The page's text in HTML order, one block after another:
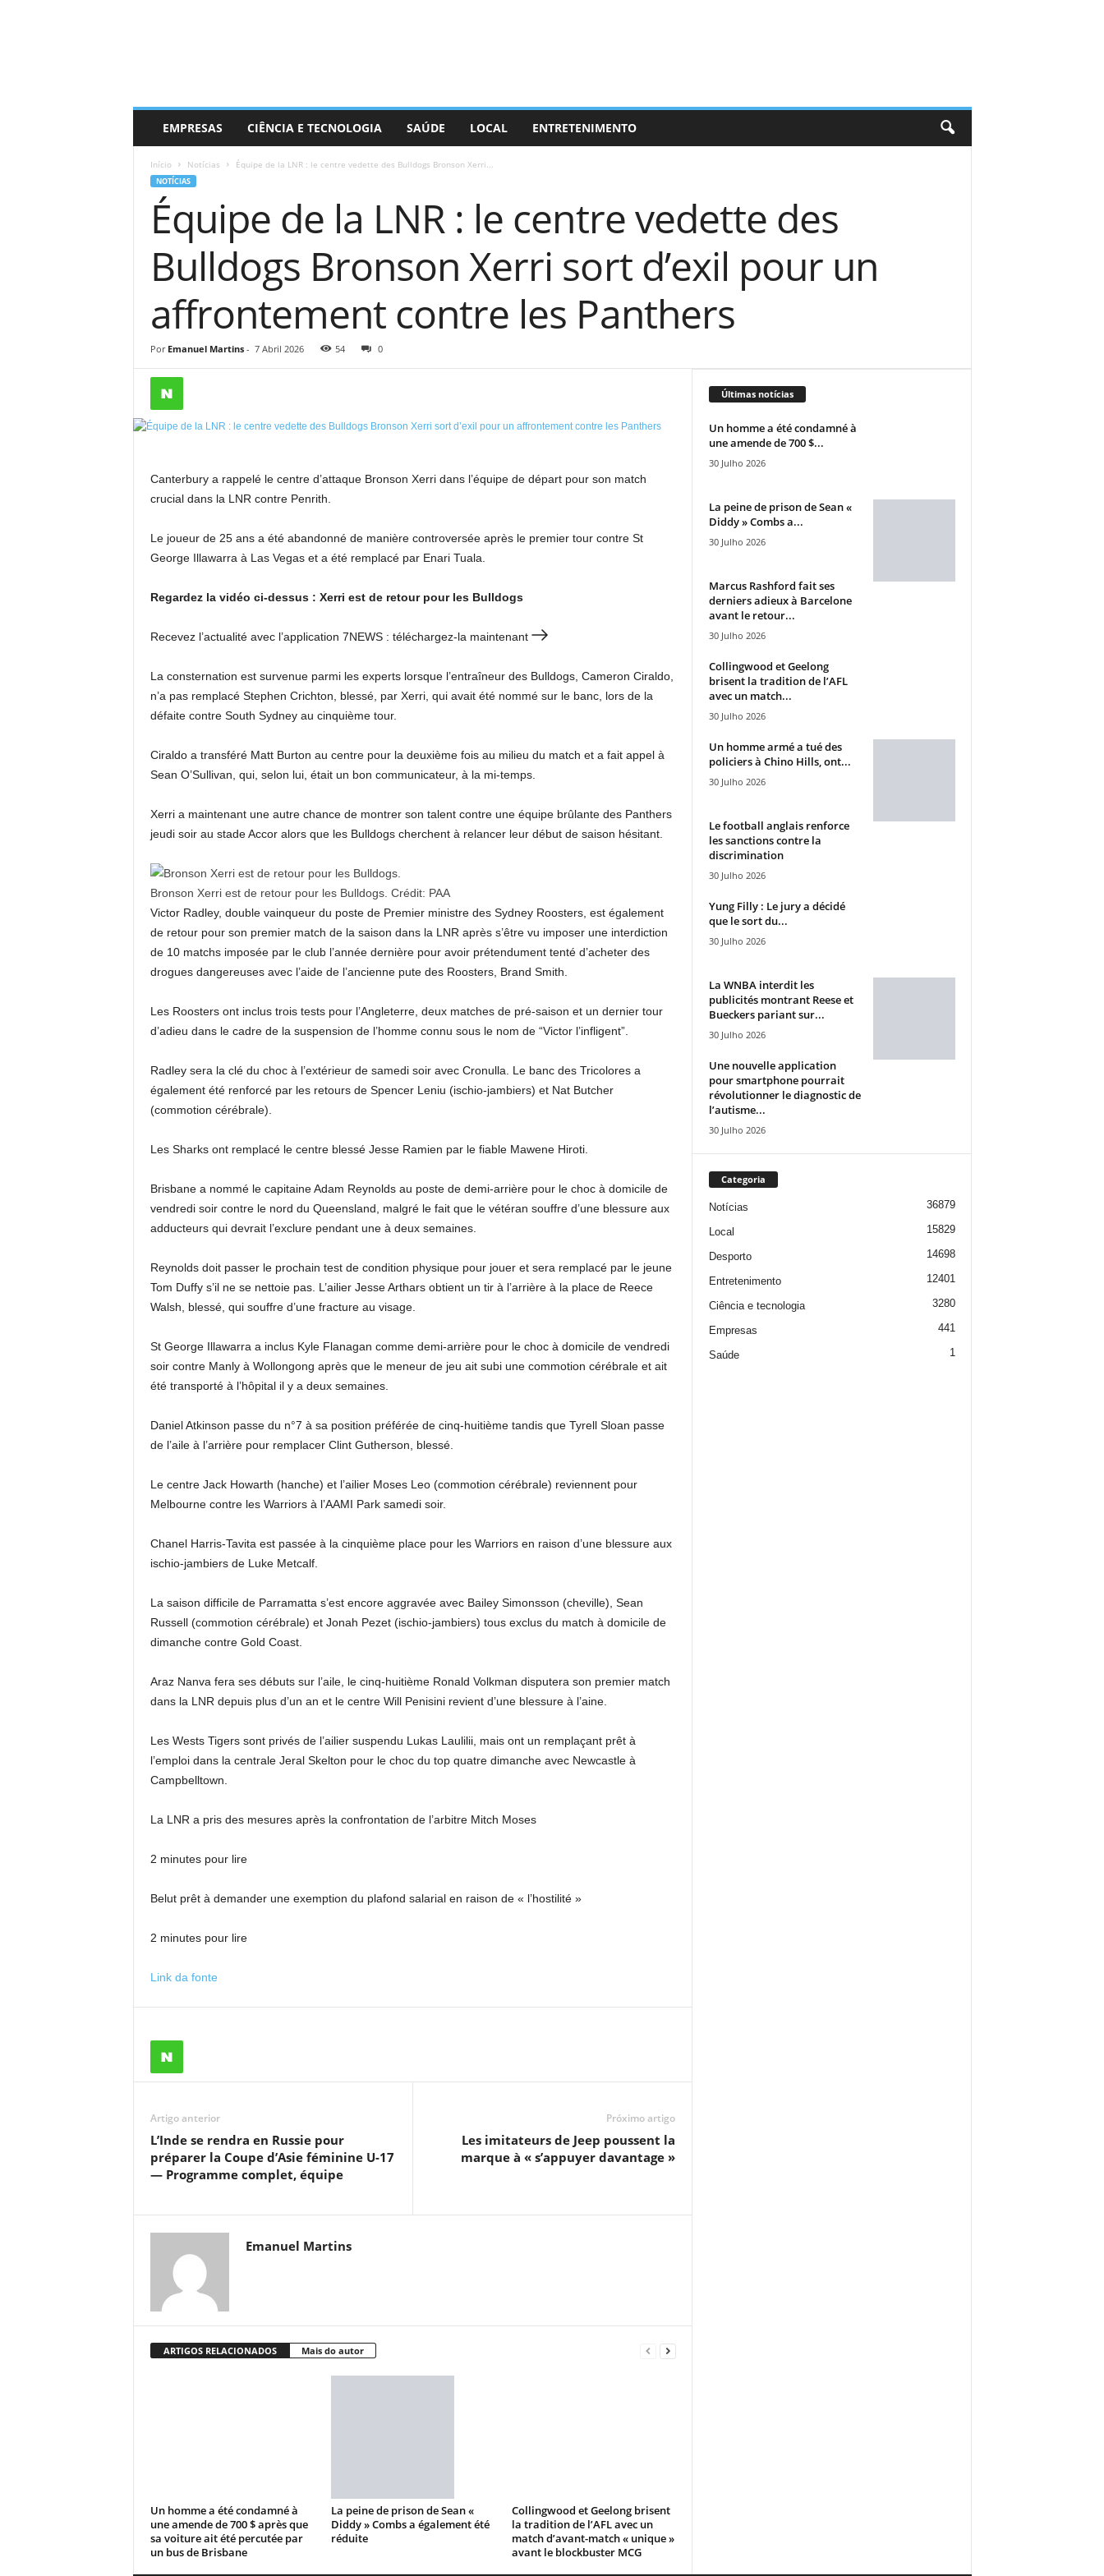
EMPRESAS CIÊNCIA E TECNOLOGIA SAÚDE LOCAL ENTRETENIMENTO
Início Notícias Équipe de la LNR : le centre vedette des Bulldogs Bronson Xerri...
NOTÍCIAS
Équipe de la LNR : le centre vedette des
Bulldogs Bronson Xerri sort d’exil pour un
affrontement contre les Panthers
Por Emanuel Martins- 7 Abril 2026 54 0
Canterbury a rappelé le centre d’attaque Bronson Xerri dans l’équipe de départ pour son match
crucial dans la LNR contre Penrith.
Le joueur de 25 ans a été abandonné de manière controversée après le premier tour contre St
George Illawarra à Las Vegas et a été remplacé par Enari Tuala.
Regardez la vidéo ci-dessus : Xerri est de retour pour les Bulldogs
Recevez l’actualité avec l’application 7NEWS : téléchargez-la maintenant
La consternation est survenue parmi les experts lorsque l’entraîneur des Bulldogs, Cameron Ciraldo,
n’a pas remplacé Stephen Crichton, blessé, par Xerri, qui avait été nommé sur le banc, lors de la
défaite contre South Sydney au cinquième tour.
Ciraldo a transféré Matt Burton au centre pour la deuxième fois au milieu du match et a fait appel à
Sean O’Sullivan, qui, selon lui, était un bon communicateur, à la mi-temps.
Xerri a maintenant une autre chance de montrer son talent contre une équipe brûlante des Panthers
jeudi soir au stade Accor alors que les Bulldogs cherchent à relancer leur début de saison hésitant.
Bronson Xerri est de retour pour les Bulldogs. Crédit: PAA
Victor Radley, double vainqueur du poste de Premier ministre des Sydney Roosters, est également
de retour pour son premier match de la saison dans la LNR après s’être vu imposer une interdiction
de 10 matchs imposée par le club l’année dernière pour avoir prétendument tenté d’acheter des
drogues dangereuses avec l’aide de l’ancienne pute des Roosters, Brand Smith.
Les Roosters ont inclus trois tests pour l’Angleterre, deux matches de pré-saison et un dernier tour
d’adieu dans le cadre de la suspension de l’homme connu sous le nom de “Victor l’infligent”.
Radley sera la clé du choc à l’extérieur de samedi soir avec Cronulla. Le banc des Tricolores a
également été renforcé par les retours de Spencer Leniu (ischio-jambiers) et Nat Butcher
(commotion cérébrale).
Les Sharks ont remplacé le centre blessé Jesse Ramien par le fiable Mawene Hiroti.
Brisbane a nommé le capitaine Adam Reynolds au poste de demi-arrière pour le choc à domicile de
vendredi soir contre le nord du Queensland, malgré le fait que le vétéran souffre d’une blessure aux
adducteurs qui devrait l’exclure pendant une à deux semaines.
Reynolds doit passer le prochain test de condition physique pour jouer et sera remplacé par le jeune
Tom Duffy s’il ne se nettoie pas. L’ailier Jesse Arthars obtient un tir à l’arrière à la place de Reece
Walsh, blessé, qui souffre d’une fracture au visage.
St George Illawarra a inclus Kyle Flanagan comme demi-arrière pour le choc à domicile de vendredi
soir contre Manly à Wollongong après que le meneur de jeu ait subi une commotion cérébrale et ait
été transporté à l’hôpital il y a deux semaines.
Daniel Atkinson passe du n°7 à sa position préférée de cinq-huitième tandis que Tyrell Sloan passe
de l’aile à l’arrière pour remplacer Clint Gutherson, blessé.
Le centre Jack Howarth (hanche) et l’ailier Moses Leo (commotion cérébrale) reviennent pour
Melbourne contre les Warriors à l’AAMI Park samedi soir.
Chanel Harris-Tavita est passée à la cinquième place pour les Warriors en raison d’une blessure aux
ischio-jambiers de Luke Metcalf.
La saison difficile de Parramatta s’est encore aggravée avec Bailey Simonsson (cheville), Sean
Russell (commotion cérébrale) et Jonah Pezet (ischio-jambiers) tous exclus du match à domicile de
dimanche contre Gold Coast.
Araz Nanva fera ses débuts sur l’aile, le cinq-huitième Ronald Volkman disputera son premier match
dans la LNR depuis plus d’un an et le centre Will Penisini revient d’une blessure à l’aine.
Les Wests Tigers sont privés de l’ailier suspendu Lukas Laulilii, mais ont un remplaçant prêt à
l’emploi dans la centrale Jeral Skelton pour le choc du top quatre dimanche avec Newcastle à
Campbelltown.
La LNR a pris des mesures après la confrontation de l’arbitre Mitch Moses
2 minutes pour lire
Belut prêt à demander une exemption du plafond salarial en raison de « l’hostilité »
2 minutes pour lire
Link da fonte
Artigo anterior
L’Inde se rendra en Russie pour
préparer la Coupe d’Asie féminine U-17
— Programme complet, équipe
Próximo artigo
Les imitateurs de Jeep poussent la
marque à « s’appuyer davantage »
Emanuel Martins
ARTIGOS RELACIONADOS Mais do autor
Un homme a été condamné à
une amende de 700 $ après que
sa voiture ait été percutée par
un bus de Brisbane
La peine de prison de Sean «
Diddy » Combs a également été
réduite
Collingwood et Geelong brisent
la tradition de l’AFL avec un
match d’avant-match « unique »
avant le blockbuster MCG
Últimas notícias
Un homme a été condamné à
une amende de 700 $...
30 Julho 2026
La peine de prison de Sean «
Diddy » Combs a...
30 Julho 2026
Marcus Rashford fait ses
derniers adieux à Barcelone
avant le retour...
30 Julho 2026
Collingwood et Geelong
brisent la tradition de l’AFL
avec un match...
30 Julho 2026
Un homme armé a tué des
policiers à Chino Hills, ont...
30 Julho 2026
Le football anglais renforce
les sanctions contre la
discrimination
30 Julho 2026
Yung Filly : Le jury a décidé
que le sort du...
30 Julho 2026
La WNBA interdit les
publicités montrant Reese et
Bueckers pariant sur...
30 Julho 2026
Une nouvelle application
pour smartphone pourrait
révolutionner le diagnostic de
l’autisme...
30 Julho 2026
Categoria
Notícias 36879
Local 15829
Desporto 14698
Entretenimento 12401
Ciência e tecnologia 3280
Empresas 441
Saúde 1